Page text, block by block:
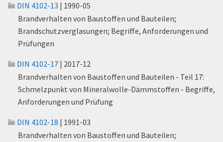
DIN 4102-13 | 1990-05
Brandverhalten von Baustoffen und Bauteilen;
Brandschutzverglasungen; Begriffe, Anforderungen und
Prüfungen
DIN 4102-17 | 2017-12
Brandverhalten von Baustoffen und Bauteilen - Teil 17:
Schmelzpunkt von Mineralwolle-Dämmstoffen - Begriffe,
Anforderungen und Prüfung
DIN 4102-18 | 1991-03
Brandverhalten von Baustoffen und Bauteilen;